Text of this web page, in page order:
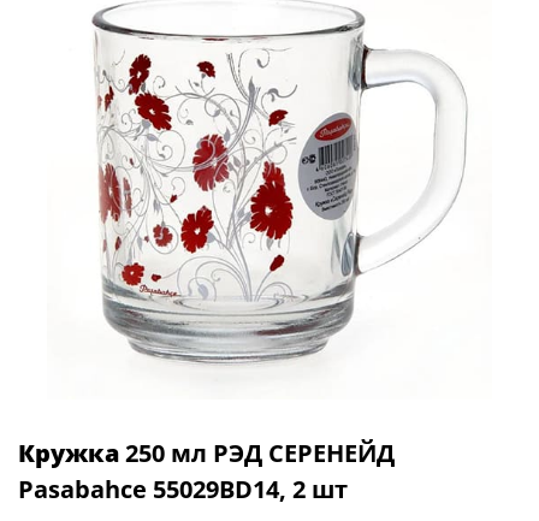
Кружка250 мл РЭД СЕРЕНЕЙД
Pasabahce 55029BD14, 2 шт